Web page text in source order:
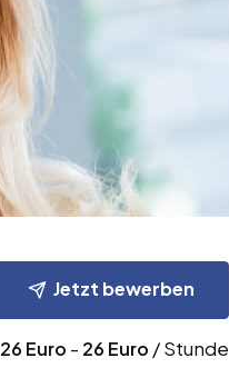
Jetzt bewerben
26 Euro - 26 Euro / Stunde